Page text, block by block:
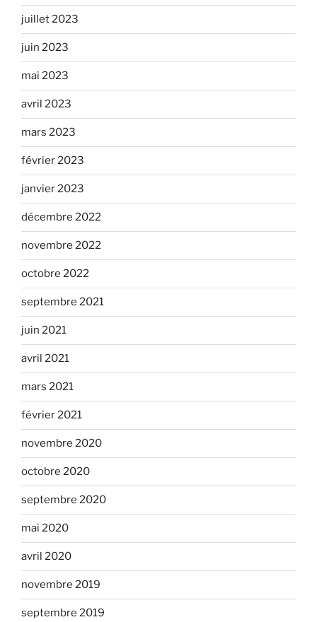
juillet 2023
juin 2023
mai 2023
avril 2023
mars 2023
février 2023
janvier 2023
décembre 2022
novembre 2022
octobre 2022
septembre 2021
juin 2021
avril 2021
mars 2021
février 2021
novembre 2020
octobre 2020
septembre 2020
mai 2020
avril 2020
novembre 2019
septembre 2019